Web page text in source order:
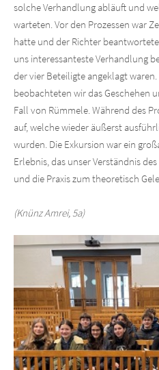
solche Verhandlung abläuft und
warteten. Vor den Prozessen war
hatte und der Richter
uns interessanteste Verhandlung
der vier Beteiligte angeklagt
beobachteten wir das Geschehen
Fall von Rümmele. Während des
auf, welche wieder äußerst
wurden. Die Exkursion war ein
Erlebnis, das unser Verständnis
und die Praxis zum theoretisch
(Knünz Amrei, 5a)